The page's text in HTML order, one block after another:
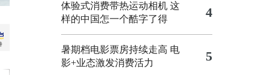
体验式消费带热运动相机 这
样的中国怎一个酷字了得
4
暑期档电影票房持续走高 电
影+业态激发消费活力
5